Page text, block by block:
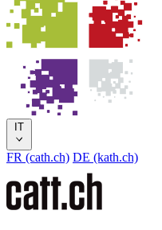
IT
FR (cath.ch) DE (kath.ch)